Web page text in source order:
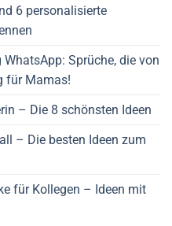
6 personalisierte
Sprüche, die von
für Mamas!
– Die 8 schönsten Ideen
– Die besten Ideen zum
für Kollegen – Ideen mit